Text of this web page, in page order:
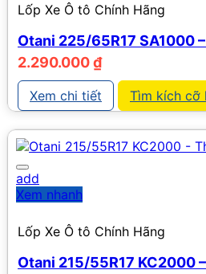
Lốp Xe Ô tô Chính Hãng
Otani 225/65R17 SA1000
2.290.000₫
Xem chi tiết Tìm kích cỡ
add
Xem nhanh
Lốp Xe Ô tô Chính Hãng
Otani 215/55R17 KC2000